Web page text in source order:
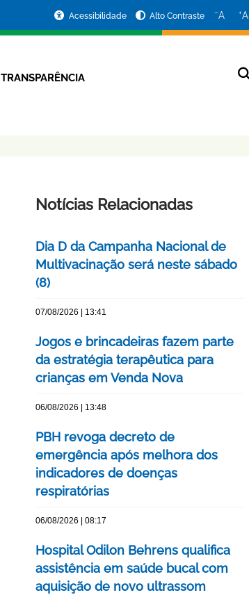
Acessibilidade Alto Contraste −A +A
TRANSPARÊNCIA
Notícias Relacionadas
Dia D da Campanha Nacional de
Multivacinação será neste sábado
(8)
07/08/2026 | 13:41
Jogos e brincadeiras fazem parte
da estratégia terapêutica para
crianças em Venda Nova
06/08/2026 | 13:48
PBH revoga decreto de
emergência após melhora dos
indicadores de doenças
respiratórias
06/08/2026 | 08:17
Hospital Odilon Behrens qualifica
assistência em saúde bucal com
aquisição de novo ultrassom